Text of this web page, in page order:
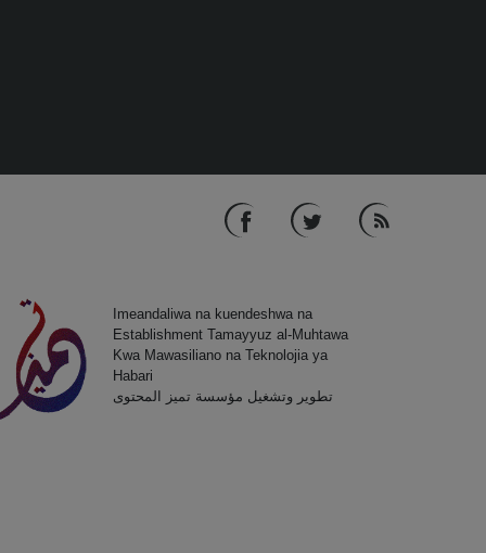
Imeandaliwa na kuendeshwa na
Establishment Tamayyuz al-Muhtawa
Kwa Mawasiliano na Teknolojia ya
Habari
تطوير وتشغيل مؤسسة تميز المحتوى